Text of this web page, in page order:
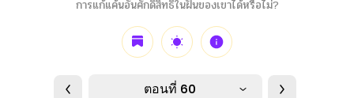
การแก้แค้นอันศักดิ์สิทธิ์ในฝันของเขาได้หรือไม่?
ตอนที่ 60